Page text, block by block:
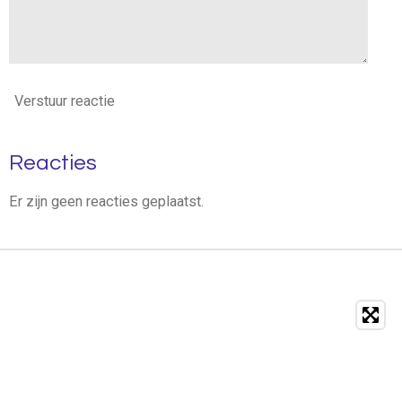
Verstuur reactie
Reacties
Er zijn geen reacties geplaatst.